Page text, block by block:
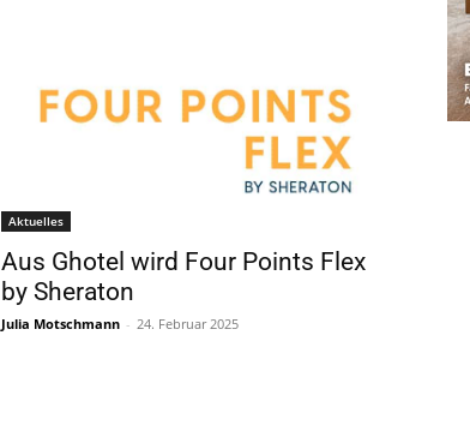
Aktuelles
Aus Ghotel wird Four Points Flex
by Sheraton
Julia Motschmann - 24. Februar 2025